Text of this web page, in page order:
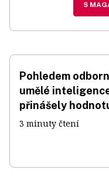
S
Pohledem
umělé
přinášely
3 minuty čtení